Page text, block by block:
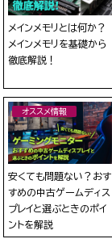
メインメモリとは何か？
メインメモリを基礎から
徹底解説！
オススメ情報
安くても問題ない？おす
すめの中古ゲームディス
プレイと選ぶときのポイ
ントを解説